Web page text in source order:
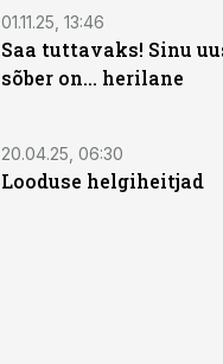
01.11.25, 13:46
Saa tuttavaks! Sinu
sõber on... herilane
20.04.25, 06:30
Looduse helgiheitjad